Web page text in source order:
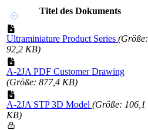
Titel des Dokuments
Ultraminiature Product Series (Größe:
92,2 KB)
A-2JA PDF Customer Drawing
(Größe: 877,4 KB)
A-2JA STP 3D Model (Größe: 106,1
KB)